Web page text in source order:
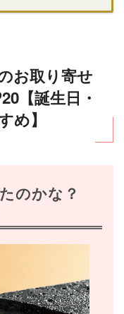
お取り寄せ
【誕生日・
め】
のかな？